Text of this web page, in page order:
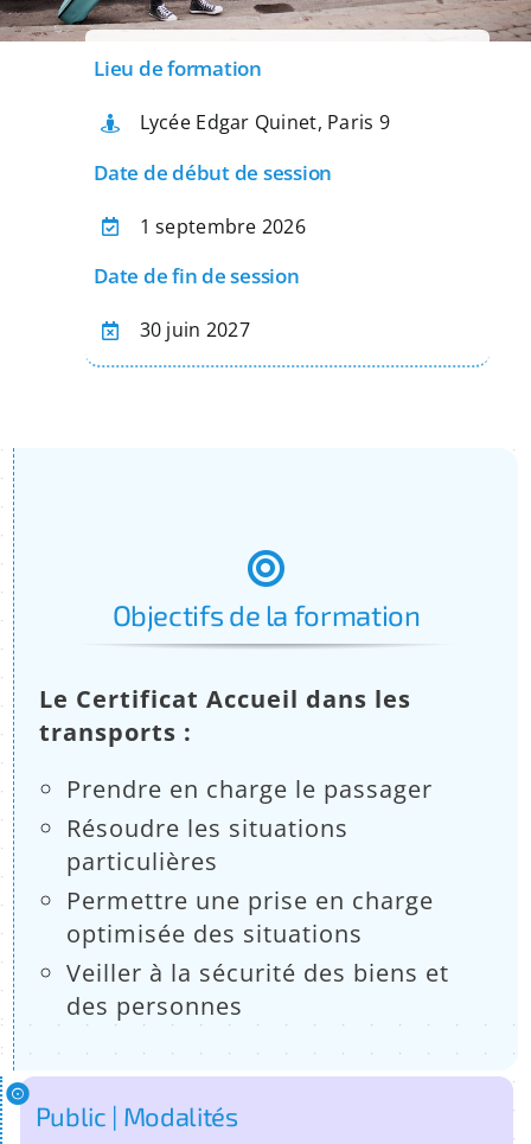
Bilan de Compétences
Notre Réseau
Lieu de formation
Lycée Edgar Quinet, Paris 9
Date de début de session
1 septembre 2026
Date de fin de session
30 juin 2027
Objectifs de la formation
Le Certificat Accueil dans les
transports :
Prendre en charge le passager
Résoudre les situations
particulières
Permettre une prise en charge
optimisée des situations
Veiller à la sécurité des biens et
des personnes
Public | Modalités